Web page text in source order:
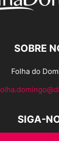
SOBRE
Folha do
SIGA-